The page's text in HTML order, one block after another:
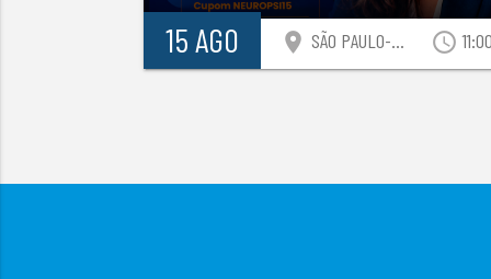
15 AGO location_on SÃO PAULO-SP access_time